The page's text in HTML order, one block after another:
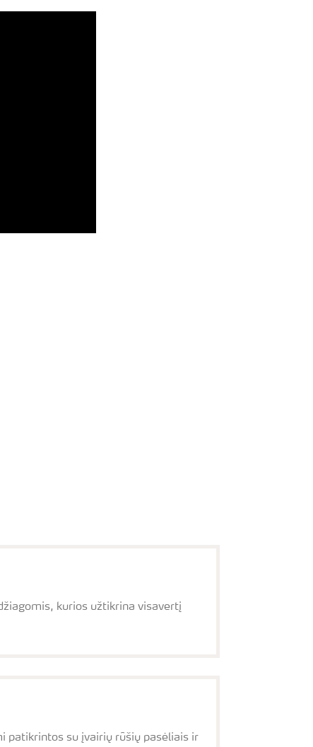
kurios užtikrina visavertį
patikrintos su įvairių rūšių pasėliais ir